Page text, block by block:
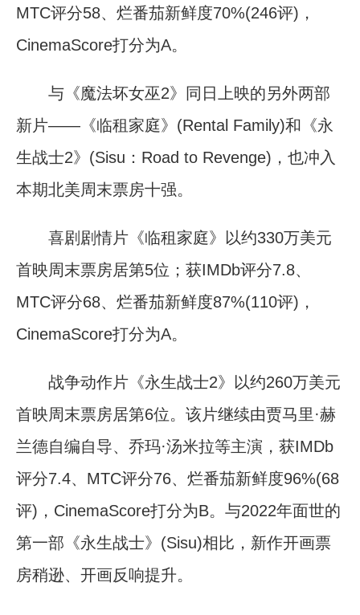
MTC评分58、烂番茄新鲜度70%(246评)，
CinemaScore打分为A。
与《魔法坏女巫2》同日上映的另外两部
新片——《临租家庭》(Rental Family)和《永
生战士2》(Sisu：Road to Revenge)，也冲入
本期北美周末票房十强。
喜剧剧情片《临租家庭》以约330万美元
首映周末票房居第5位；获IMDb评分7.8、
MTC评分68、烂番茄新鲜度87%(110评)，
CinemaScore打分为A。
战争动作片《永生战士2》以约260万美元
首映周末票房居第6位。该片继续由贾马里·赫
兰德自编自导、乔玛·汤米拉等主演，获IMDb
评分7.4、MTC评分76、烂番茄新鲜度96%(68
评)，CinemaScore打分为B。与2022年面世的
第一部《永生战士》(Sisu)相比，新作开画票
房稍逊、开画反响提升。